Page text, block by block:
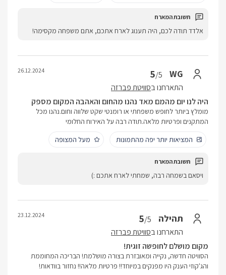
אלדד תודה לכם, היה תענוג לארח אתכם, אתם משפחה מקסימה!
WG
5/5
התארחנו בסוויטת פברזה
26.12.2024
היה לנו יום מהמם מאד נהנו מהחום והאהבה המקום מספק
מומלץ ביותר לחופש משפחתי או רומנטי שקט שלווה וחום.נהנו מכל
המתקנים ופרטיות מלאה.תודה רבה על האירוח החלומי
המציאות יותר יפה מהתמונות
מעל המצופה
ויסאם בשמחה רבה, שמחתי לארח אתכם :)
תהילה 5/5
התארחנו בסוויטת פברזה
23.12.2024
מקום מושלם לחופשה זוגית!
הסוויטה חדשה, נקייה ומאובזרת בצורה מושלמת! הבריכה המחוממת
והג'קוזי הענק היו מפנקים במיוחד!! פרטיות מלאה!! נחזור בוודאות!